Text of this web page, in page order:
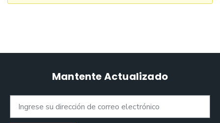
Mantente Actualizado